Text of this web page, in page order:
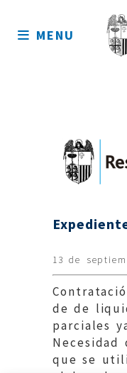
sitio
MENU
13 de
de de
parciales
que se